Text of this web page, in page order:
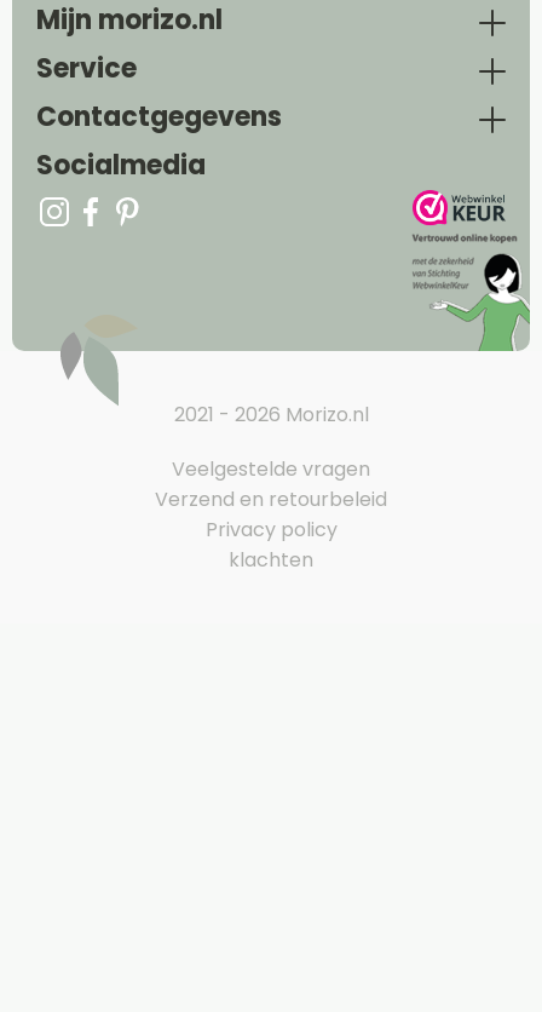
Mijn morizo.nl
Service
Contactgegevens
Socialmedia
2021 - 2026 Morizo.nl
Veelgestelde vragen
Verzend en retourbeleid
Privacy policy
klachten